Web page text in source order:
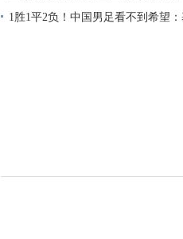
1胜1平2负！中国男足看不到希望